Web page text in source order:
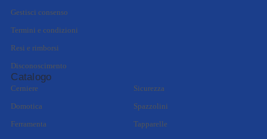
Gestisci consenso
Termini e condizioni
Resi e rimborsi
Disconoscimento
Catalogo
Cerniere
Domotica
Ferramenta
Sicurezza
Spazzolini
Tapparelle